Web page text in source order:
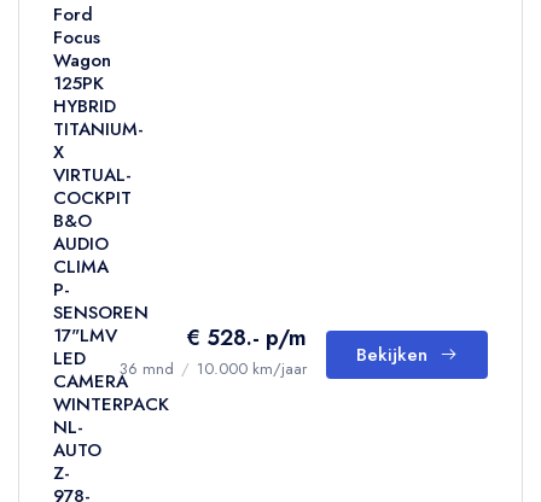
Ford
Focus
Wagon
125PK
HYBRID
TITANIUM-
X
VIRTUAL-
COCKPIT
B&O
AUDIO
CLIMA
P-
SENSOREN
17"LMV
LED
CAMERA
WINTERPACK
NL-
AUTO
Z-
978-
€ 528.- p/m
36 mnd / 10.000 km/jaar
Bekijken